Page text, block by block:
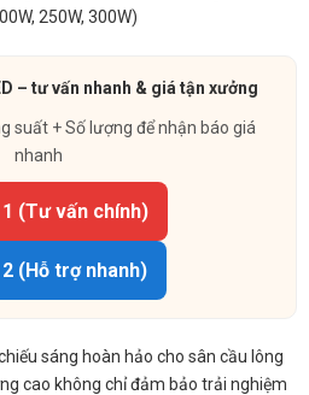
250W, 300W)
– tư vấn nhanh & giá tận xưởng
suất + Số lượng để nhận báo giá
nhanh
(Tư vấn chính)
(Hỗ trợ nhanh)
sáng hoàn hảo cho sân cầu lông
cao không chỉ đảm bảo trải nghiệm